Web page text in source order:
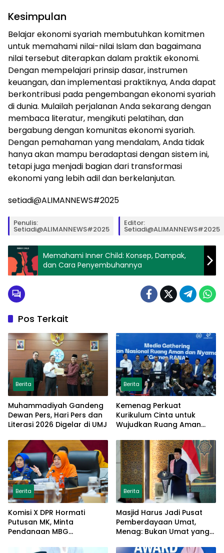
Kesimpulan
Belajar ekonomi syariah membutuhkan komitmen
untuk memahami nilai-nilai Islam dan bagaimana
nilai tersebut diterapkan dalam praktik ekonomi.
Dengan mempelajari prinsip dasar, instrumen
keuangan, dan implementasi praktiknya, Anda dapat
berkontribusi pada pengembangan ekonomi syariah
di dunia. Mulailah perjalanan Anda sekarang dengan
membaca literatur, mengikuti pelatihan, dan
bergabung dengan komunitas ekonomi syariah.
Dengan pemahaman yang mendalam, Anda tidak
hanya akan mampu beradaptasi dengan sistem ini,
tetapi juga menjadi bagian dari transformasi
ekonomi yang lebih adil dan berkelanjutan.
setiadi@ALIMANNEWS#2025
Penulis:
Setiadi@ALIMANNEWS#2025
Editor:
Setiadi@ALIMANNEWS#2025
Memahami Inner Child: Konsep, Dampak,
dan Cara Penyembuhannya
Pos Terkait
Berita
Muhammadiyah Gandeng
Dewan Pers, Hari Pers dan
Literasi 2026 Digelar di UMJ
Berita
Kemenag Perkuat
Kurikulum Cinta untuk
Wujudkan Ruang Aman
Berita
Komisi X DPR Hormati
Putusan MK, Minta
Pendanaan MBG
Pendidikan
Berita
Masjid Harus Jadi Pusat
Pemberdayaan Umat,
Menag: Bukan Umat yang